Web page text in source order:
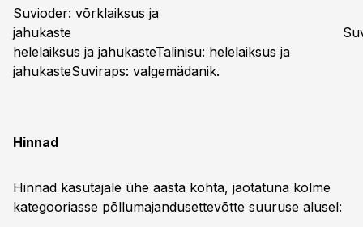
Suvioder: võrklaiksus ja
jahukaste
helelaiksus ja jahukasteTalinisu: helelaiksus ja
jahukasteSuviraps: valgemädanik.
Hinnad
Hinnad kasutajale ühe aasta kohta, jaotatuna kolme
kategooriasse põllumajandusettevõtte suuruse alusel: